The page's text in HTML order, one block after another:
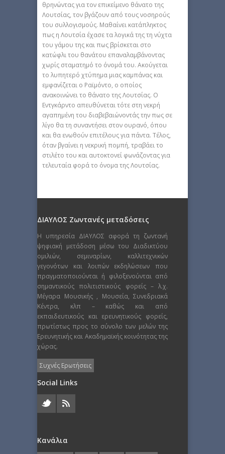
θρηνώντας για τον επικείμενο θάνατο της
Λουτσίας, τον βγάζουν από τους νοσηρούς
του συλλογισμούς. Μαθαίνει κατάπληκτος
πως η Λουτσία έχασε τα λογικά της τη νύχτα
του γάμου της και πως βρίσκεται στο
κατώφλι του θανάτου επαναλαμβάνοντας
χωρίς σταματημό το όνομά του. Ακούγεται
το λυπητερό χτύπημα μιας καμπάνας και
εμφανίζεται ο Ραϊμόντο, ο οποίος
ανακοινώνει το θάνατο της Λουτσίας. Ο
Εντγκάρντο απευθύνεται τότε στη νεκρή
αγαπημένη του διαβεβαιώνοντάς την πως σε
λίγο θα τη συναντήσει στον ουρανό, όπου
και θα ενωθούν επιτέλους για πάντα. Τέλος,
όταν βγαίνει η νεκρική πομπή, τραβάει το
στιλέτο του και αυτοκτονεί φωνάζοντας για
τελευταία φορά το όνομα της Λουτσίας.
ΔΙΑΥΛΟΣ Ζωντανές μεταδόσεις
Η υπηρεσία ΔΙΑΥΛΟΣ αφορά τη ζωντανή
ψηφιακή μετάδοση μέσω του Διαδικτύου
ομιλιών, σεμιναρίων, καλλιτεχνικών
γεγονότων και λοιπών εκδηλώσεων που
πραγματοποιούνται ή φιλοξενούνται από
σημαντικούς πολιτιστικούς φορείς – λ.χ.
Μέγαρα Μουσικής , Μουσεία, Συνεδριακά
Κέντρα, κλπ – καθώς και από
εκπαιδευτικούς και ερευνητικούς φορείς,
πρωτίστως προς το σύνολο των μελών της
Ερευνητικής και Ακαδημαϊκής κοινότητας της
χώρας.
Συχνές Ερωτήσεις
Social Links
Κανάλια